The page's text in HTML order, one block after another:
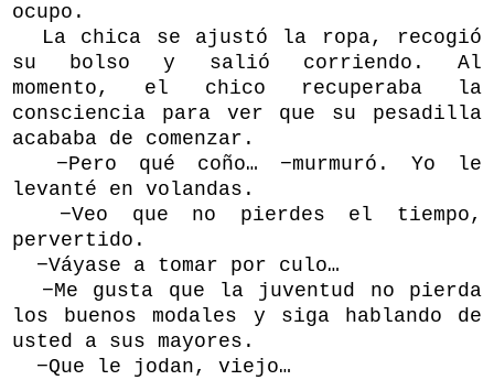
ocupo.
La chica se ajustó la ropa, recogió
su bolso y salió corriendo. Al
momento, el chico recuperaba la
consciencia para ver que su pesadilla
acababa de comenzar.
−Pero qué coño… −murmuró. Yo le
levanté en volandas.
−Veo que no pierdes el tiempo,
pervertido.
−Váyase a tomar por culo…
−Me gusta que la juventud no pierda
los buenos modales y siga hablando de
usted a sus mayores.
−Que le jodan, viejo…